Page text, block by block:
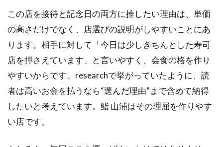
この店を接待と記念日の両方に推したい理由は、単価
の高さだけでなく、店選びの説明がしやすいことにあ
ります。相手に対して「今日は少しきちんとした寿司
店を押さえています」と言いやすく、会食の格を作り
やすいからです。researchで挙がっていたように、読
者は高いお金を払うなら“選んだ理由”まで含めて納得
したいと考えています。鮨 山浦はその理屈を作りやす
い店です。